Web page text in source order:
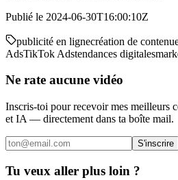
Publié le 2024-06-30T16:00:10Z
publicité en lignecréation de contenu
AdsTikTok Adstendances digitales
Ne rate aucune vidéo
Inscris-toi pour recevoir mes meilleurs
et IA — directement dans ta boîte mail.
S'inscrire
Tu veux aller plus loin ?